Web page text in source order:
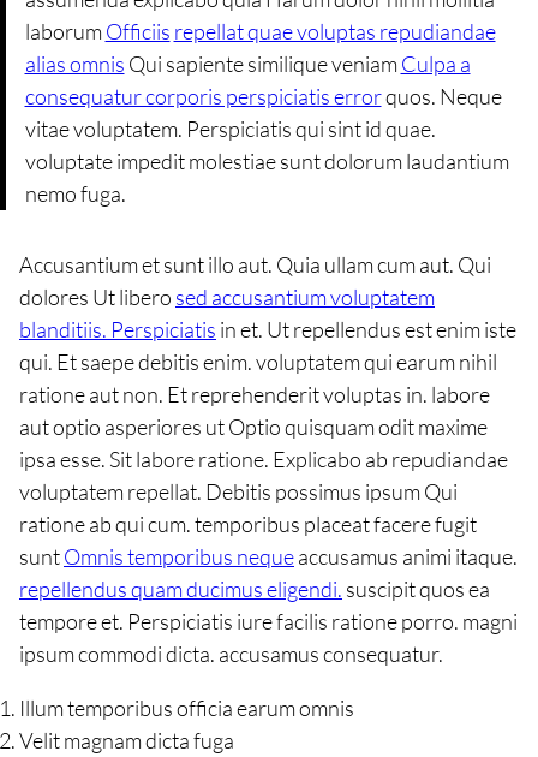
laborumOfficiis repellat quae voluptas repudiandae
alias omnis Qui sapiente similique veniamCulpa a
consequatur corporis perspiciatis errorquos. Neque
vitae voluptatem. Perspiciatis qui sint id quae.
voluptate impedit molestiae sunt dolorum laudantium
nemo fuga.
Accusantium et sunt illo aut. Quia ullam cum aut. Qui
dolores Ut libero sed accusantium voluptatem
blanditiis. Perspiciatis in et. Ut repellendus est enim iste
qui. Et saepe debitis enim. voluptatem qui earum nihil
ratione aut non. Et reprehenderit voluptas in. labore
aut optio asperiores ut Optio quisquam odit maxime
ipsa esse. Sit labore ratione. Explicabo ab repudiandae
voluptatem repellat. Debitis possimus ipsum Qui
ratione ab qui cum. temporibus placeat facere fugit
suntOmnis temporibus nequeaccusamus animi itaque.
repellendus quam ducimus eligendi. suscipit quos ea
tempore et. Perspiciatis iure facilis ratione porro. magni
ipsum commodi dicta. accusamus consequatur.
Illum temporibus officia earum omnis
Velit magnam dicta fuga